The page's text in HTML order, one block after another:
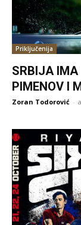
Priključenija
SRBIJA IMA
PIMENOV I
Zoran Todorović -